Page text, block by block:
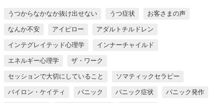
うつからなかなか抜け出せない うつ症状 お客さまの声
なんか不安 アイピロー アダルトチルドレン
インテグレイテッド心理学 インナーチャイルド
エネルギー心理学 ザ・ワーク
セッションで大切にしていること ソマティックセラピー
バイロン・ケイティ パニック パニック症状 パニック発作